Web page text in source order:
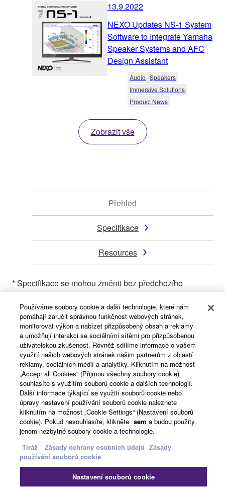
13.9.2022
NEXO Updates NS-1 System
Software to Integrate Yamaha
Speaker Systems and AFC
Design Assistant
Audio Speakers
Immersive Solutions
Product News
Zobrazit vše
Přehled
Specifikace
Resources
* Specifikace se mohou změnit bez předchozího
upozornění. Zobrazené barvy a povrchové úpravy se
mohou lišit od barev a povrchových úprav skutečných
produktů.
Home Audio Produkty
Reproboxy a reproduktory
VXC série "S model"
Používáme soubory cookie a další technologie, které nám
pomáhají zaručit správnou funkčnost webových stránek,
monitorovat výkon a nabízet přizpůsobený obsah a reklamy
a umožňují interakci se sociálními sítěmi pro přizpůsobenou
uživatelskou zkušenost. Rovněž sdílíme informace o vašem
využití našich webových stránek našim partnerům z oblastí
reklamy, sociálních médií a analytiky. Kliknutím na možnost
„Accept all Cookies“ (Přijmou všechny soubory cookie)
souhlasíte s využitím souborů cookie a dalších technologií.
Další informace týkající se využití souborů cookie nebo
úpravy nastavení používání souborů cookie naleznete
kliknutím na možnost „Cookie Settings“ (Nastavení souborů
cookie). Pokud nesouhlasíte, klikněte sem a budou použity
jenom nezbytné soubory cookie a technologie.
Tiráž
Zásady ochrany osobních údajů Zásady
používání souborů cookie
Nastavení souborů cookie